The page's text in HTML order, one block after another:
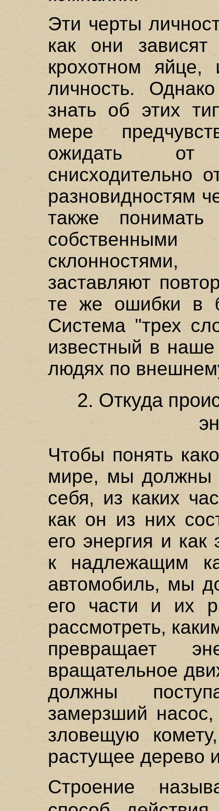
Эти черты
как они
крохотном яйце,
личность.
знать об этих
мере
ожидать
снисходительно
разновидностям
также
заставляют
те же ошибки в
Система "трех
известный в
людях по
2. Откуда
Чтобы понять
мире, мы должны
себя, из каких
как он из них
его энергия и как
к надлежащим
автомобиль, мы
его части и их
рассмотреть,
превращает
вращательное
должны
замерзший
зловещую
растущее дерево
Строение